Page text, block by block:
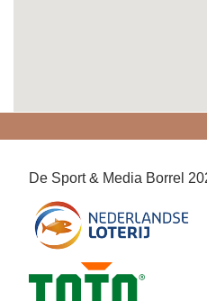
De Sport & Media Borrel